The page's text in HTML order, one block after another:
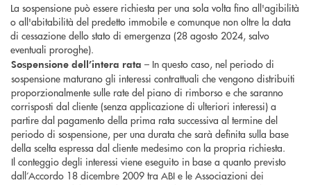
La sospensione può essere richiesta per una sola volta fino all'agibilità
o all'abitabilità del predetto immobile e comunque non oltre la data
di cessazione dello stato di emergenza (28 agosto 2024, salvo
eventuali proroghe).
Sospensione dell’intera rata – In questo caso, nel periodo di
sospensione maturano gli interessi contrattuali che vengono distribuiti
proporzionalmente sulle rate del piano di rimborso e che saranno
corrisposti dal cliente (senza applicazione di ulteriori interessi) a
partire dal pagamento della prima rata successiva al termine del
periodo di sospensione, per una durata che sarà definita sulla base
della scelta espressa dal cliente medesimo con la propria richiesta.
Il conteggio degli interessi viene eseguito in base a quanto previsto
dall’Accordo 18 dicembre 2009 tra ABI e le Associazioni dei